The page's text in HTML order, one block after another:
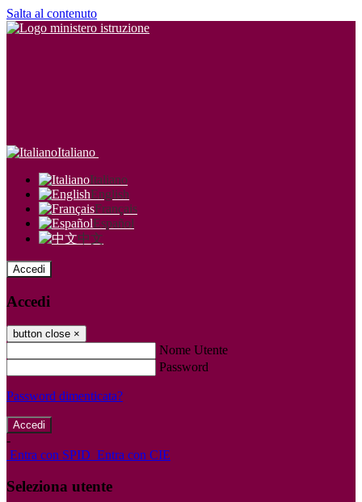
Salta al contenuto
Italiano
Italiano
English
Français
Español
中文
Accedi
Accedi
button close ×
Nome Utente
Password
Password dimenticata?
-
Entra con SPID Entra con CIE
Seleziona utente